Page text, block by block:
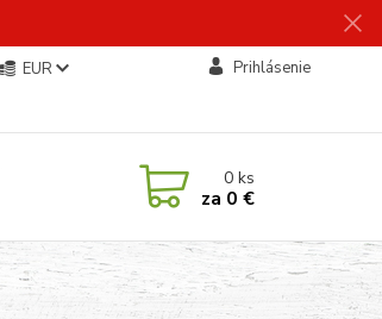
EUR Prihlásenie
0ks
za 0 €